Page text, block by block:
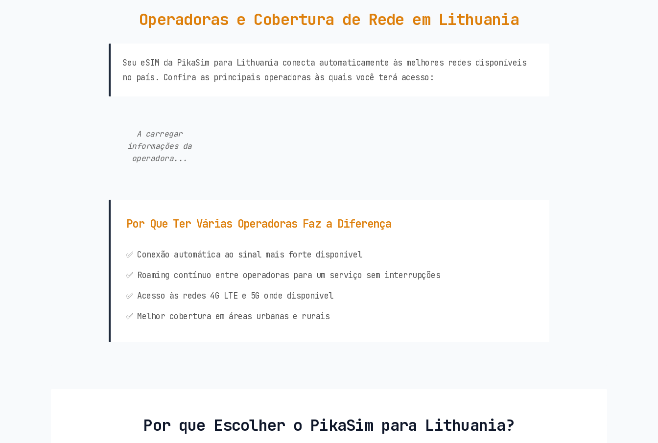
Operadoras e Cobertura de Rede em Lithuania
Seu eSIM da PikaSim para Lithuania conecta automaticamente às melhores redes disponíveis
no país. Confira as principais operadoras às quais você terá acesso:
A carregar
informações da
operadora...
Por Que Ter Várias Operadoras Faz a Diferença
✅ Conexão automática ao sinal mais forte disponível
✅ Roaming contínuo entre operadoras para um serviço sem interrupções
✅ Acesso às redes 4G LTE e 5G onde disponível
✅ Melhor cobertura em áreas urbanas e rurais
Por que Escolher o PikaSim para Lithuania?